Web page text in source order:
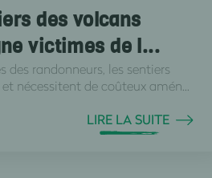
des volcans
victimes de l...
des randonneurs, les sentiers
nécessitent de coûteux amén...
LIRE LA SUITE